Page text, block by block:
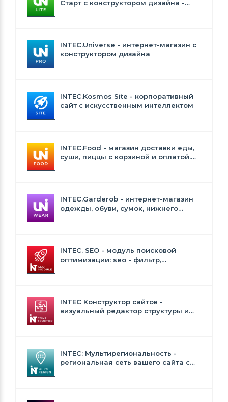
Старт с конструктором дизайна -
INTEC.Universe - интернет-магазин с
конструктором дизайна
INTEC.Kosmos Site - корпоративный
сайт с искусственным интеллектом
INTEC.Food - магазин доставки еды,
суши, пиццы с корзиной и оплатой.
INTEC.Garderob - интернет-магазин
одежды, обуви, сумок, нижнего
INTEC. SEO - модуль поисковой
оптимизации: seo - фильтр,
INTEC Конструктор сайтов -
визуальный редактор структуры и
INTEC: Мультирегиональность -
региональная сеть вашего сайта с